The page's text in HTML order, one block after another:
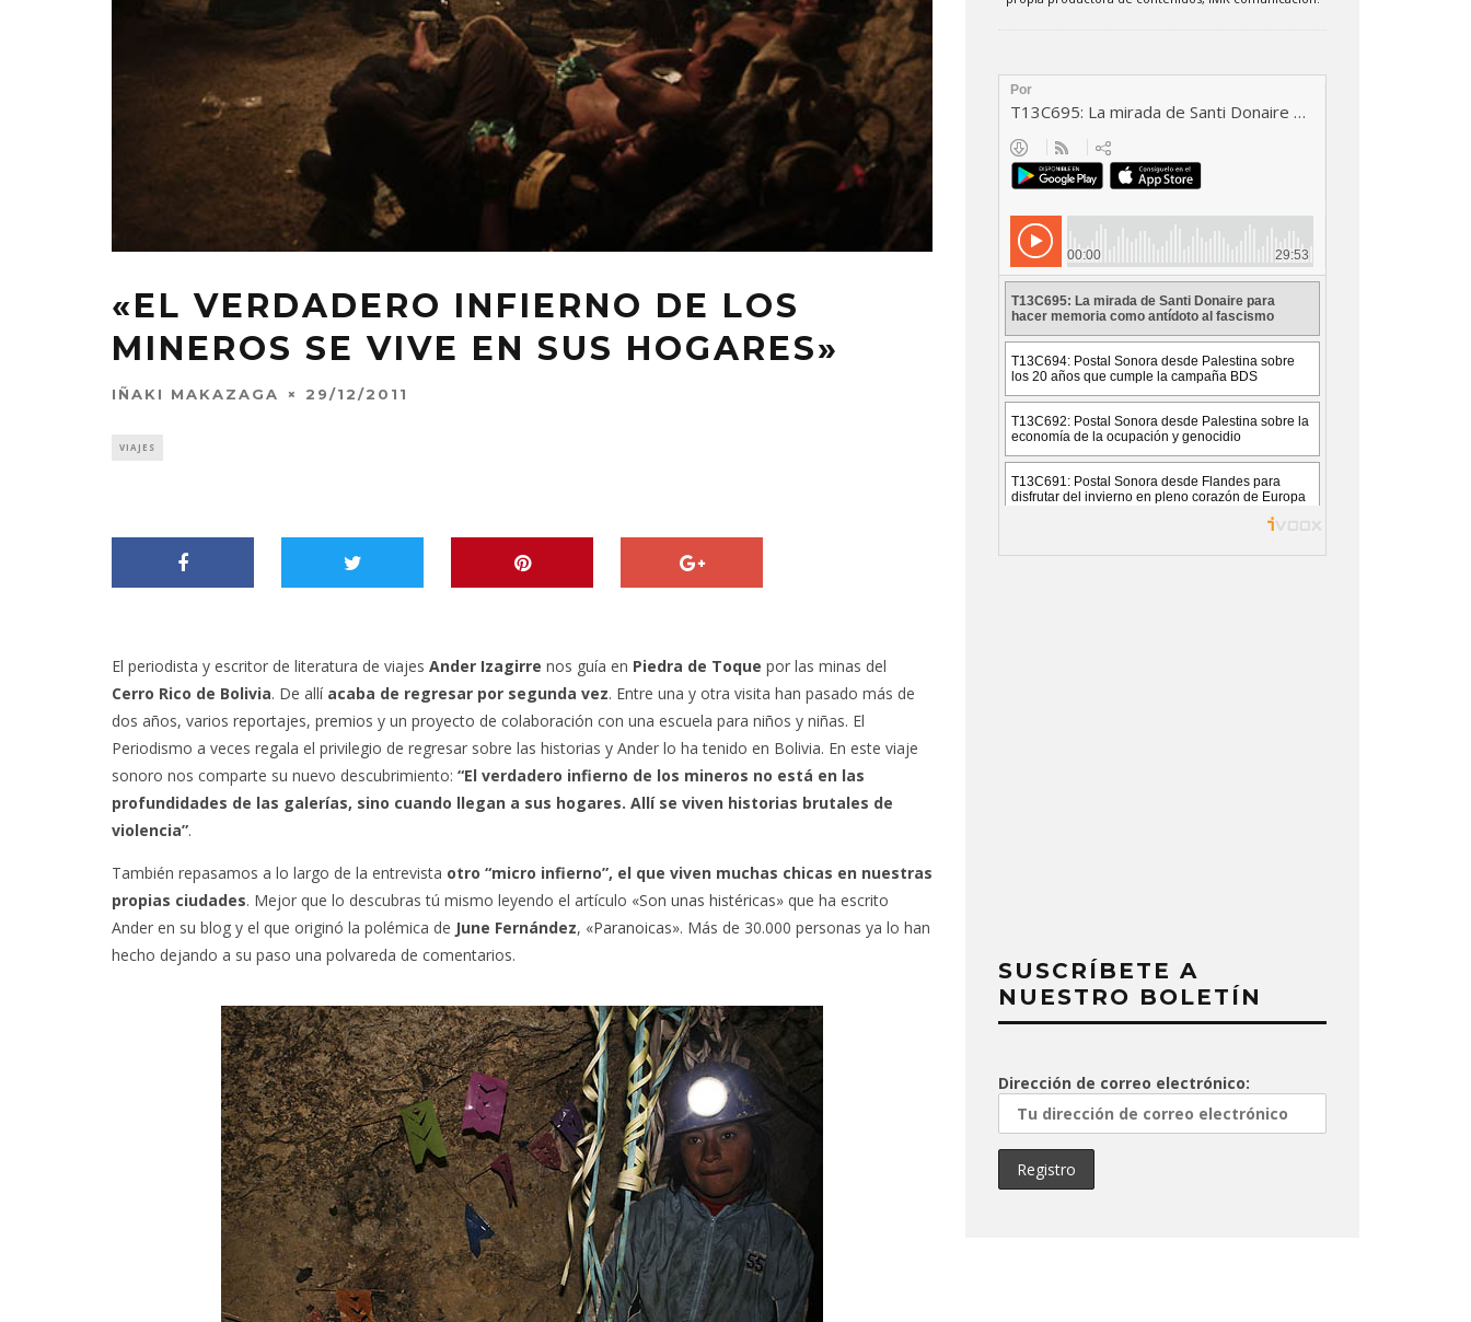
«EL VERDADERO INFIERNO DE LOS
MINEROS SE VIVE EN SUS HOGARES»
IÑAKI MAKAZAGA 29/12/2011
VIAJES
El periodista y escritor de literatura de viajes Ander Izagirre nos guía en Piedra de Toque por las minas del
Cerro Rico de Bolivia. De allí acaba de regresar por segunda vez. Entre una y otra visita han pasado más de
dos años, varios reportajes, premios y un proyecto de colaboración con una escuela para niños y niñas. El
Periodismo a veces regala el privilegio de regresar sobre las historias y Ander lo ha tenido en Bolivia. En este viaje
sonoro nos comparte su nuevo descubrimiento: “El verdadero infierno de los mineros no está en las
profundidades de las galerías, sino cuando llegan a sus hogares. Allí se viven historias brutales de
violencia”.
También repasamos a lo largo de la entrevista otro “micro infierno”, el que viven muchas chicas en nuestras
propias ciudades. Mejor que lo descubras tú mismo leyendo el artículo «Son unas histéricas» que ha escrito
Ander en su blog y el que originó la polémica de June Fernández, «Paranoicas». Más de 30.000 personas ya lo han
hecho dejando a su paso una polvareda de comentarios.
SUSCRÍBETE A
NUESTRO BOLETÍN
Dirección de correo electrónico: